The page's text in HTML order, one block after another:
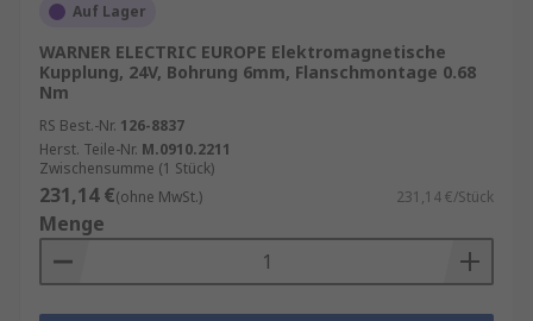
Auf Lager
WARNER ELECTRIC EUROPE Elektromagnetische
Kupplung, 24V, Bohrung 6mm, Flanschmontage 0.68
Nm
RS Best.-Nr. 126-8837
Herst. Teile-Nr. M.0910.2211
Zwischensumme (1 Stück)
231,14 €(ohne MwSt.) 231,14 €/Stück
Menge